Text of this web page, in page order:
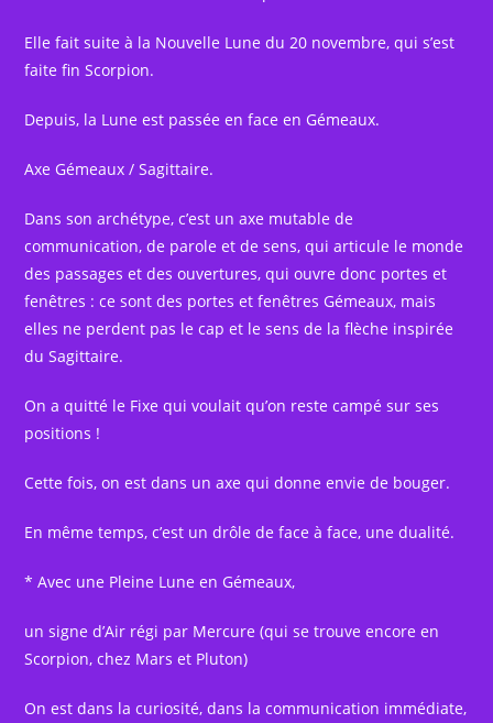
Elle fait suite à la Nouvelle Lune du 20 novembre, qui s’est
faite fin Scorpion.
Depuis, la Lune est passée en face en Gémeaux.
Axe Gémeaux / Sagittaire.
Dans son archétype, c’est un axe mutable de
communication, de parole et de sens, qui articule le monde
des passages et des ouvertures, qui ouvre donc portes et
fenêtres : ce sont des portes et fenêtres Gémeaux, mais
elles ne perdent pas le cap et le sens de la flèche inspirée
du Sagittaire.
On a quitté le Fixe qui voulait qu’on reste campé sur ses
positions !
Cette fois, on est dans un axe qui donne envie de bouger.
En même temps, c’est un drôle de face à face, une dualité.
* Avec une Pleine Lune en Gémeaux,
un signe d’Air régi par Mercure (qui se trouve encore en
Scorpion, chez Mars et Pluton)
On est dans la curiosité, dans la communication immédiate,